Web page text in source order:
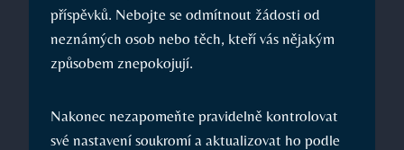
příspěvků. Nebojte se odmítnout žádosti od
neznámých osob nebo těch, kteří vás nějakým
způsobem znepokojují.
Nakonec nezapomeňte pravidelně kontrolovat
své nastavení soukromí a aktualizovat ho podle